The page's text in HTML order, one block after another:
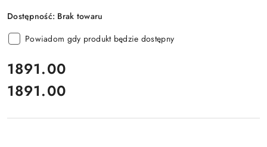
Dostępność: Brak towaru
Powiadom gdy produkt będzie dostępny
cena:
1891.00
Cena:
1891.00